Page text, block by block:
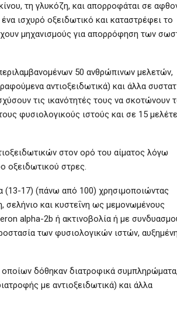
τη γλυκόζη, και απορροφάται σε
ισχυρό οξειδωτικό και καταστρέφει το
μηχανισμούς για απορρόφηση των
50 ανθρώπινων μελετών,
αντιοξειδωτικά) και άλλα
τις ικανότητές τους να σκοτώνουν
φυσιολογικούς ιστούς και σε 15
στον ορό του αίματος λόγω
οξειδωτικού στρες.
(13-17) (πάνω από 100) χρησιμοποιώντας
σελήνιο και κυστεΐνη ως μεμονωμένους
alpha-2b ή ακτινοβολία ή με
των φυσιολογικών ιστών,
δόθηκαν διατροφικά
με αντιοξειδωτικά) και άλλα